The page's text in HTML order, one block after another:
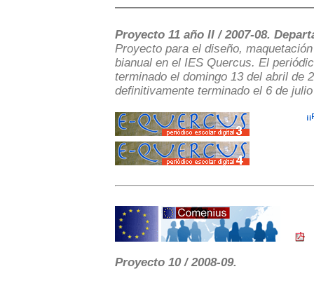
Proyecto 11 año II / 2007-08.
Proyecto para el diseño,
bianual en el IES Quercus. El
terminado el domingo 13 del abril de
definitivamente terminado el 6 de
Proyecto 10 / 2008-09.